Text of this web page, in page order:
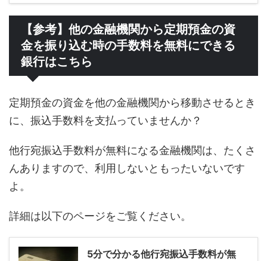
【参考】他の金融機関から定期預金の資
金を振り込む時の手数料を無料にできる
銀行はこちら
定期預金の資金を他の金融機関から移動させるとき
に、振込手数料を支払っていませんか？
他行宛振込手数料が無料になる金融機関は、たくさ
んありますので、利用しないともったいないです
よ。
詳細は以下のページをご覧ください。
5分で分かる他行宛振込手数料が無